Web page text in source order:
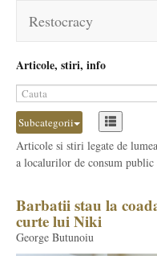
Restocracy
Articole, stiri, info
Subcategorii
Articole si stiri legate de
a localurilor de consum public
Barbatii stau la
curte lui Niki
George Butunoiu